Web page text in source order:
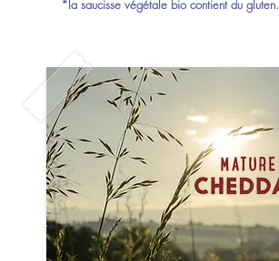
*la saucisse végétale bio contient du gluten.